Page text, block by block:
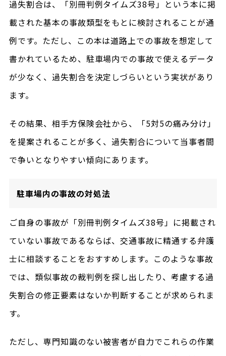
過失割合は、「別冊判例タイムズ38号」という本に掲
載された基本の事故類型をもとに検討されることが通
例です。ただし、この本は道路上での事故を想定して
書かれているため、駐車場内での事故で使えるデータ
が少なく、過失割合を決定しづらいという実状があり
ます。
その結果、相手方保険会社から、「5対5の痛み分け」
を提案されることが多く、過失割合について当事者間
で争いとなりやすい傾向にあります。
駐車場内の事故の対処法
ご自身の事故が「別冊判例タイムズ38号」に掲載され
ていない事故であるならば、交通事故に精通する弁護
士に相談することをおすすめします。このような事故
では、類似事故の裁判例を探し出したり、考慮する過
失割合の修正要素はないか判断することが求められま
す。
ただし、専門知識のない被害者が自力でこれらの作業